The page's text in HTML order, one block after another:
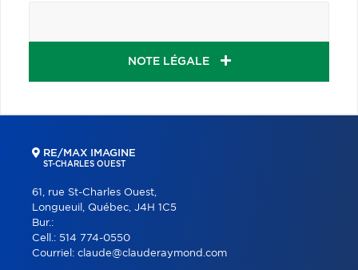
NOTE LÉGALE
RE/MAX IMAGINE
ST-CHARLES OUEST
61, rue St-Charles Ouest,
Longueuil, Québec, J4H 1C5
Bur.:
Cell.: 514 774-0550
Courriel: claude@clauderaymond.com